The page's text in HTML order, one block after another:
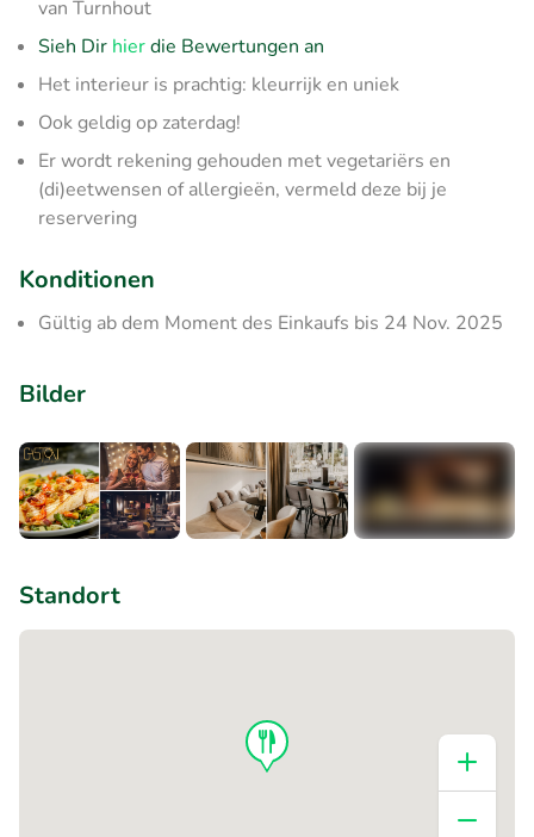
van Turnhout
Sieh Dir hierdie Bewertungen an
Het interieur is prachtig: kleurrijk en uniek
Ook geldig op zaterdag!
Er wordt rekening gehouden met vegetariërs en
(di)eetwensen of allergieën, vermeld deze bij je
reservering
Konditionen
Gültig ab dem Moment des Einkaufs bis 24 Nov. 2025
Bilder
Standort